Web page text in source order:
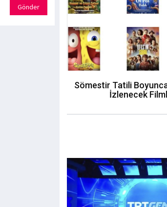
Gönder
Sömestir Tatili
İzlenecek